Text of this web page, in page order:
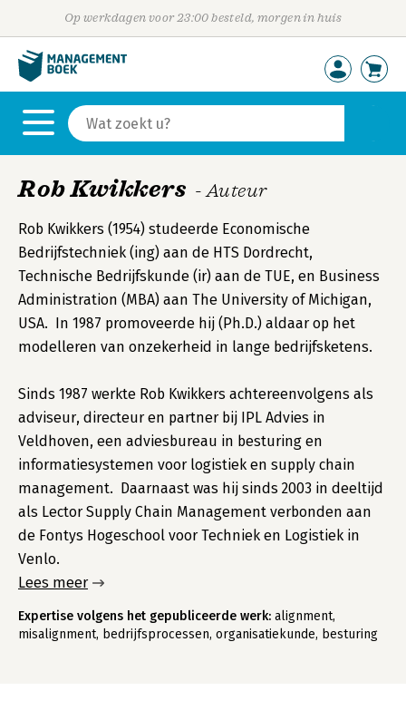
Op werkdagen voor 23:00 besteld, morgen in huis
Rob Kwikkers - Auteur
Rob Kwikkers (1954) studeerde Economische
Bedrijfstechniek (ing) aan de HTS Dordrecht,
Technische Bedrijfskunde (ir) aan de TUE, en Business
Administration (MBA) aan The University of Michigan,
USA. In 1987 promoveerde hij (Ph.D.) aldaar op het
modelleren van onzekerheid in lange bedrijfsketens.
Sinds 1987 werkte Rob Kwikkers achtereenvolgens als
adviseur, directeur en partner bij IPL Advies in
Veldhoven, een adviesbureau in besturing en
informatiesystemen voor logistiek en supply chain
management. Daarnaast was hij sinds 2003 in deeltijd
als Lector Supply Chain Management verbonden aan
de Fontys Hogeschool voor Techniek en Logistiek in
Venlo.
Lees meer
Expertise volgens het gepubliceerde werk: alignment,
misalignment, bedrijfsprocessen, organisatiekunde, besturing